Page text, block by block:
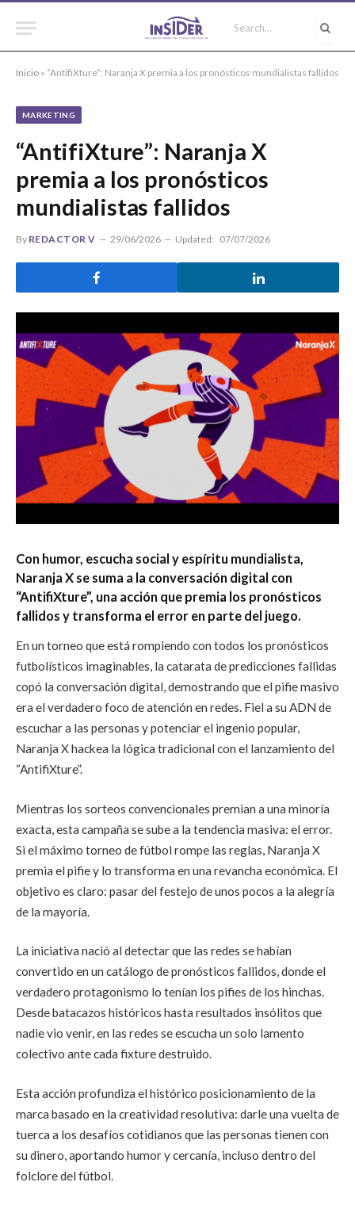
Inicio » “AntifiXture”: Naranja X premia a los pronósticos mundialistas fallidos
MARKETING
“AntifiXture”: Naranja X
premia a los pronósticos
mundialistas fallidos
By REDACTOR V 29/06/2026 Updated: 07/07/2026
Con humor, escucha social y espíritu mundialista,
Naranja X se suma a la conversación digital con
“AntifiXture”, una acción que premia los pronósticos
fallidos y transforma el error en parte del juego.
En un torneo que está rompiendo con todos los pronósticos
futbolísticos imaginables, la catarata de predicciones fallidas
copó la conversación digital, demostrando que el pifie masivo
era el verdadero foco de atención en redes. Fiel a su ADN de
escuchar a las personas y potenciar el ingenio popular,
Naranja X hackea la lógica tradicional con el lanzamiento del
“AntifiXture”.
Mientras los sorteos convencionales premian a una minoría
exacta, esta campaña se sube a la tendencia masiva: el error.
Si el máximo torneo de fútbol rompe las reglas, Naranja X
premia el pifie y lo transforma en una revancha económica. El
objetivo es claro: pasar del festejo de unos pocos a la alegría
de la mayoría.
La iniciativa nació al detectar que las redes se habían
convertido en un catálogo de pronósticos fallidos, donde el
verdadero protagonismo lo tenían los pifies de los hinchas.
Desde batacazos históricos hasta resultados insólitos que
nadie vio venir, en las redes se escucha un solo lamento
colectivo ante cada fixture destruido.
Esta acción profundiza el histórico posicionamiento de la
marca basado en la creatividad resolutiva: darle una vuelta de
tuerca a los desafíos cotidianos que las personas tienen con
su dinero, aportando humor y cercanía, incluso dentro del
folclore del fútbol.